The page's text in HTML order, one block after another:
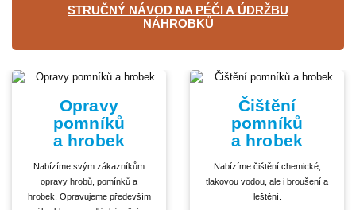
STRUČNÝ NÁVOD NA PÉČI A ÚDRŽBU
NÁHROBKŮ
Opravy
pomníků
a hrobek
Nabízíme svým zákazníkům
opravy hrobů, pomínků a
hrobek. Opravujeme především
Čištění
pomníků
a hrobek
Nabízíme čištění chemické,
tlakovou vodou, ale i broušení a
leštění.